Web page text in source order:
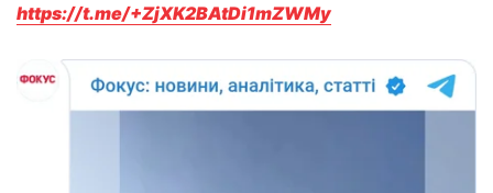
https://t.me/+ZjXK2BAtDi1mZWMy